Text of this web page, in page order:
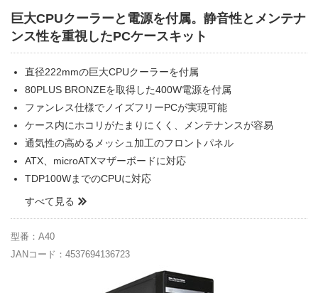
巨大CPUクーラーと電源を付属。静音性とメンテナ
ンス性を重視したPCケースキット
直径222mmの巨大CPUクーラーを付属
80PLUS BRONZEを取得した400W電源を付属
ファンレス仕様でノイズフリーPCが実現可能
ケース内にホコリがたまりにくく、メンテナンスが容易
通気性の高めるメッシュ加工のフロントパネル
ATX、microATXマザーボードに対応
TDP100WまでのCPUに対応
すべて見る
型番：A40
JANコード：4537694136723